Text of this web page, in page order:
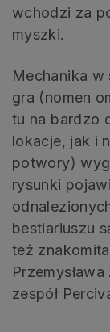
wchodzi za
myszki.
Mechanika w
gra (nomen
tu na bardzo
lokacje, jak i
potwory)
rysunki
bestiariuszu
też
zespół